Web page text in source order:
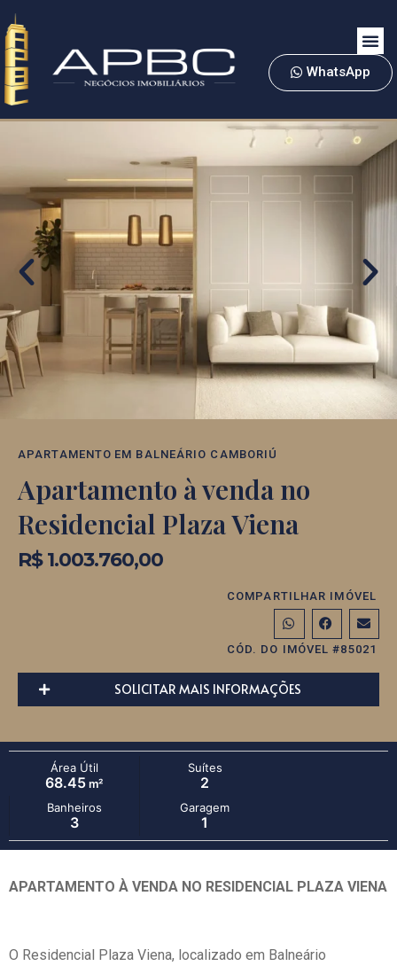
WhatsApp
APARTAMENTO EM BALNEÁRIO CAMBORIÚ
Apartamento à venda no
Residencial Plaza Viena
R$ 1.003.760,00
COMPARTILHAR IMÓVEL
CÓD. DO IMÓVEL #85021
SOLICITAR MAIS INFORMAÇÕES
Área Útil
68.45 m²
Suítes
2
Banheiros
3
Garagem
1
APARTAMENTO À VENDA NO RESIDENCIAL PLAZA VIENA
O Residencial Plaza Viena, localizado em Balneário